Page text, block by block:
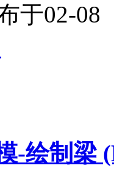
于02-08
-绘制梁